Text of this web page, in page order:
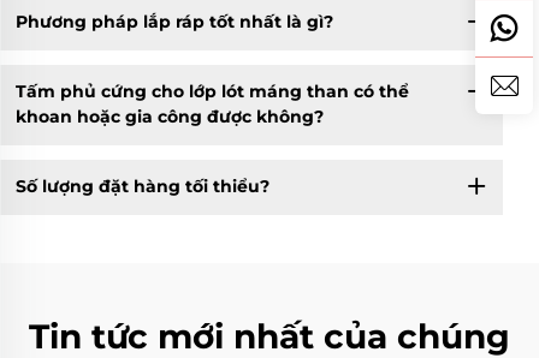
Phương pháp lắp ráp tốt nhất là gì?
Tấm phủ cứng cho lớp lót máng than có thể
khoan hoặc gia công được không?
Số lượng đặt hàng tối thiểu?
Tin tức mới nhất của chúng